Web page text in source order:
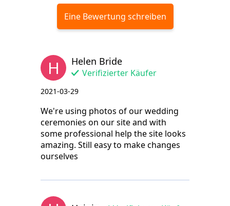
Eine Bewertung schreiben
H Helen Bride
Verifizierter Käufer
2021-03-29
We're using photos of our wedding
ceremonies on our site and with
some professional help the site looks
amazing. Still easy to make changes
ourselves